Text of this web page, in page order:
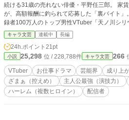
続ける31歳の売れない俳優・平野任三郎。 家
が、高額報酬に釣られて応募した「裏バイト
録者100万人のトップ男性VTuber「天ノ川シ
だった！ 黒いモカピスーツに身を包み、金髪碧眼の王子様キャラを演じること
になった任三郎。 「中身が変わった」と気づい
中、任三郎は舞台で培った狂気的なまでの「憑
を、そして運営すらも圧倒し黙らせていく。 敏腕プロデューサー、天才絵師、
特定厨の女子高生、リアルのトップ女優、果て
で。 「ガワ」の裏側でうごめくヒロインたち
伏せていく、おっさん俳優のバーチャル成り上
キャラ文芸 連載中 長編
24h.ポイント 21pt
小説 25,298 位 / 228,788件 キャラ文芸 266
VTuber お仕事ドラマ 芸能界 成り上
ざまぁ（控えめ）
主人公最強（演技力）
ハーレム（複数ヒロイン）
配信者